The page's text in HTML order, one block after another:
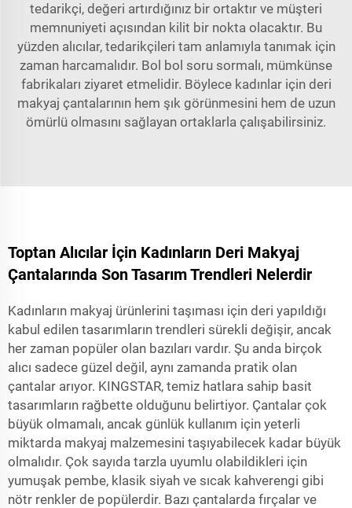
tedarikçi, değeri artırdığınız bir ortaktır ve müşteri
memnuniyeti açısından kilit bir nokta olacaktır. Bu
yüzden alıcılar, tedarikçileri tam anlamıyla tanımak için
zaman harcamalıdır. Bol bol soru sormalı, mümkünse
fabrikaları ziyaret etmelidir. Böylece kadınlar için deri
makyaj çantalarının hem şık görünmesini hem de uzun
ömürlü olmasını sağlayan ortaklarla çalışabilirsiniz.
Toptan Alıcılar İçin Kadınların Deri Makyaj
Çantalarında Son Tasarım Trendleri Nelerdir
Kadınların makyaj ürünlerini taşıması için deri yapıldığı
kabul edilen tasarımların trendleri sürekli değişir, ancak
her zaman popüler olan bazıları vardır. Şu anda birçok
alıcı sadece güzel değil, aynı zamanda pratik olan
çantalar arıyor. KINGSTAR, temiz hatlara sahip basit
tasarımların rağbette olduğunu belirtiyor. Çantalar çok
büyük olmamalı, ancak günlük kullanım için yeterli
miktarda makyaj malzemesini taşıyabilecek kadar büyük
olmalıdır. Çok sayıda tarzla uyumlu olabildikleri için
yumuşak pembe, klasik siyah ve sıcak kahverengi gibi
nötr renkler de popülerdir. Bazı çantalarda fırçalar ve